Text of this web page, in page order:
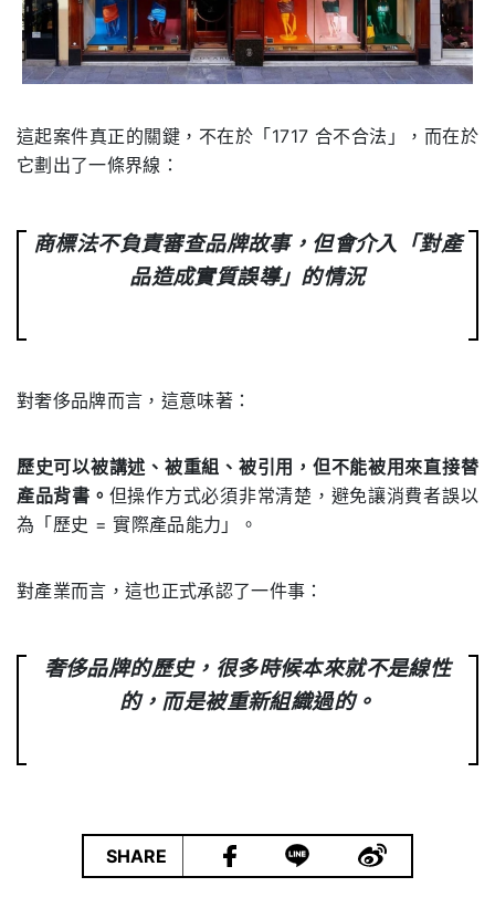
這起案件真正的關鍵，不在於「1717 合不合法」，而在於
它劃出了一條界線：
商標法不負責審查品牌故事，但會介入「對產
品造成實質誤導」的情況
對奢侈品牌而言，這意味著：
歷史可以被講述、被重組、被引用，但不能被用來直接替
產品背書。 但操作方式必須非常清楚，避免讓消費者誤以
為「歷史 = 實際產品能力」。
對產業而言，這也正式承認了一件事：
奢侈品牌的歷史，很多時候本來就不是線性
的，而是被重新組織過的。
SHARE